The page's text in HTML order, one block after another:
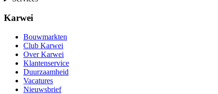
Karwei
Bouwmarkten
Club Karwei
Over Karwei
Klantenservice
Duurzaamheid
Vacatures
Nieuwsbrief